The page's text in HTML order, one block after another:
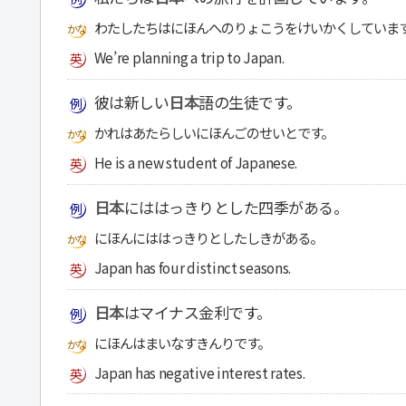
わたしたちはにほんへのりょこうをけいかくしていま
We’re planning a trip to Japan.
彼は新しい日本語の生徒です。
かれはあたらしいにほんごのせいとです。
He is a new student of Japanese.
日本にははっきりとした四季がある。
にほんにははっきりとしたしきがある。
Japan has four distinct seasons.
日本はマイナス金利です。
にほんはまいなすきんりです。
Japan has negative interest rates.